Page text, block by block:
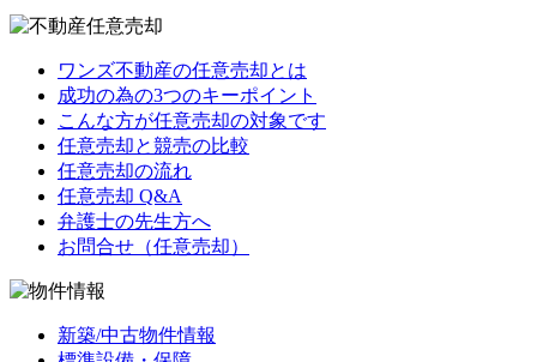
ワンズ不動産の任意売却とは
成功の為の3つのキーポイント
こんな方が任意売却の対象です
任意売却と競売の比較
任意売却の流れ
任意売却 Q&A
弁護士の先生方へ
お問合せ（任意売却）
新築/中古物件情報